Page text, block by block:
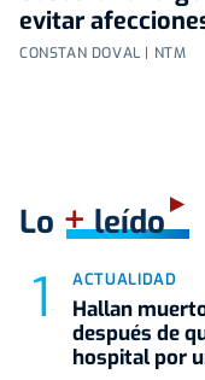
evitar
CONSTAN DOVAL | NTM
Lo +leído
ACTUALIDAD
Hallan
después de
hospital por